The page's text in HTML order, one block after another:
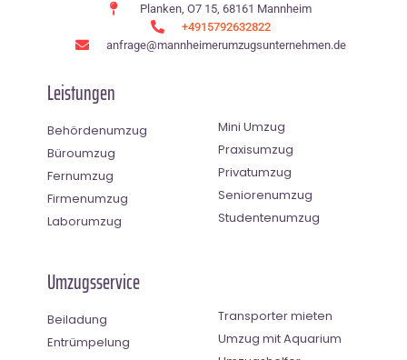
Planken, O7 15, 68161 Mannheim
+4915792632822
anfrage@mannheimerumzugsunternehmen.de
Leistungen
Behördenumzug
Büroumzug
Fernumzug
Firmenumzug
Laborumzug
Mini Umzug
Praxisumzug
Privatumzug
Seniorenumzug
Studentenumzug
Umzugsservice
Beiladung
Entrümpelung
Transporter mieten
Umzug mit Aquarium